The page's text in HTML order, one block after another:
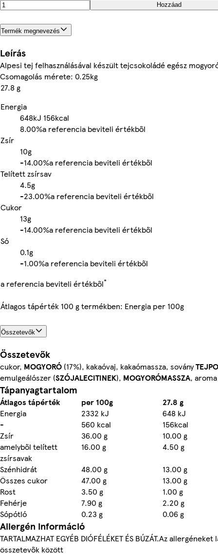
Hozzáad
Termék megnevezés
Leírás
Alpesi tej felhasználásával készült tejcsokoládé egész
Csomagolás mérete: 0.25kg
27.8 g
Energia
648kJ 156kcal
8.00%a referencia beviteli értékből
Zsír
10g
-14.00%a referencia beviteli értékből
Telített zsírsav
4.5g
-23.00%a referencia beviteli értékből
Cukor
13g
-14.00%a referencia beviteli értékből
Só
0.1g
-1.00%a referencia beviteli értékből
a referencia beviteli értékből*
Átlagos tápérték 100 g termékben: Energia per 100g
Összetevők
Összetevők
cukor, MOGYORÓ (17%), kakaóvaj, kakaómassza, sovány
emulgeálószer (SZÓJALECITINEK), MOGYORÓMASSZA, aroma
Tápanyagtartalom
Átlagos tápérték per 100g
27.8 g
Energia
2332 kJ
648 kJ
-
560 kcal
156kcal
Zsír
36.00 g
10.00 g
amelyből telített
zsírsavak
16.00 g
4.50 g
Szénhidrát
48.00 g
13.00 g
Összes cukor
47.00 g
13.00 g
Rost
3.50 g
1.00 g
Fehérje
7.90 g
2.20 g
Sópótló
0.23 g 0.06 g
Allergén információ
TARTALMAZHAT EGYÉB DIÓFÉLÉKET ÉS BÚZÁT.Az
összetevők között